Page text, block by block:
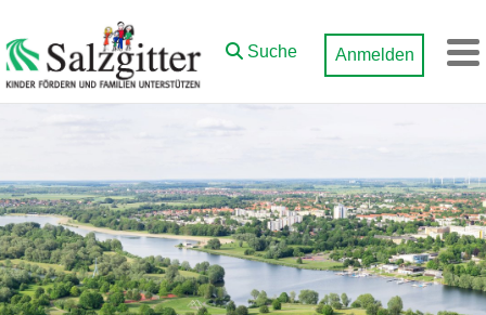
Zum Hauptinhalt springen
Suche Anmelden